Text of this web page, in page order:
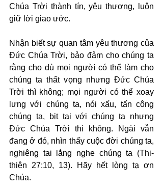
Chúa Trời thành tín, yêu thương, luôn
giữ lời giao ước.
Nhận biết sự quan tâm yêu thương của
Đức Chúa Trời, bảo đảm cho chúng ta
rằng cho dù mọi người có thể làm cho
chúng ta thất vọng nhưng Đức Chúa
Trời thì không; mọi người có thể xoay
lưng với chúng ta, nói xấu, tấn công
chúng ta, bịt tai với chúng ta nhưng
Đức Chúa Trời thì không. Ngài vẫn
đang ở đó, nhìn thấy cuộc đời chúng ta,
nghiêng tai lắng nghe chúng ta (Thi-
thiên 27:10, 13). Hãy hết lòng tạ ơn
Chúa.